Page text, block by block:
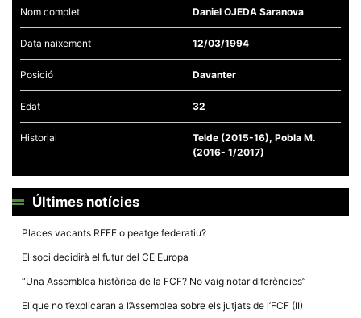
Nom complet Daniel OJEDA Saranova
Data naixement 12/03/1994
Posició Davanter
Edat 32
Historial
Telde (2015-16), Pobla M.
(2016- 1/2017)
Últimes notícies
Places vacants RFEF o peatge federatiu?
El soci decidirà el futur del CE Europa
“Una Assemblea històrica de la FCF? No vaig notar diferències”
El que no t’explicaran a l’Assemblea sobre els jutjats de l’FCF (II)
Necessàries
Aquestes
cookies no
opcionals,
són
Estadístiques
Recopilem